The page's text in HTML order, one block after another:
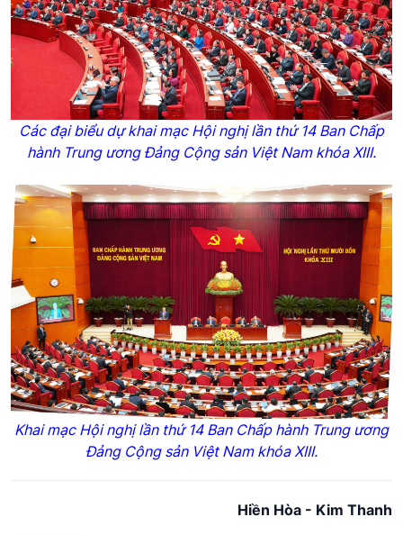
Các đại biểu dự khai mạc Hội nghị lần thứ 14 Ban Chấp
hành Trung ương Đảng Cộng sản Việt Nam khóa XIII.
Khai mạc Hội nghị lần thứ 14 Ban Chấp hành Trung ương
Đảng Cộng sản Việt Nam khóa XIII.
Hiền Hòa - Kim Thanh